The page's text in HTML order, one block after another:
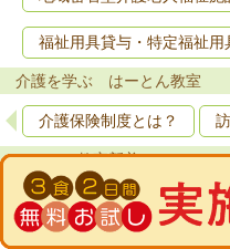
福祉用具貸与・特定福祉用
介護を学ぶ はーとん教室
介護保険制度とは？
はーとん教室新着
要介護5とは？状態や自己